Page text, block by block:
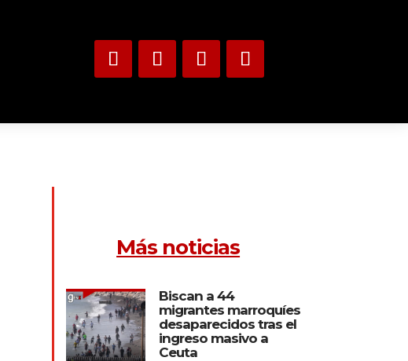
Más noticias
Biscan a 44
migrantes marroquíes
desaparecidos tras el
ingreso masivo a
Ceuta